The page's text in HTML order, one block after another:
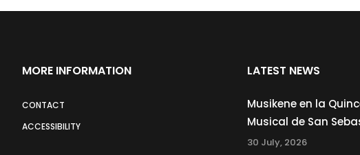
MORE INFORMATION
CONTACT
ACCESSIBILITY
LATEST NEWS
Musikene en la
Musical de San
30 July, 2026